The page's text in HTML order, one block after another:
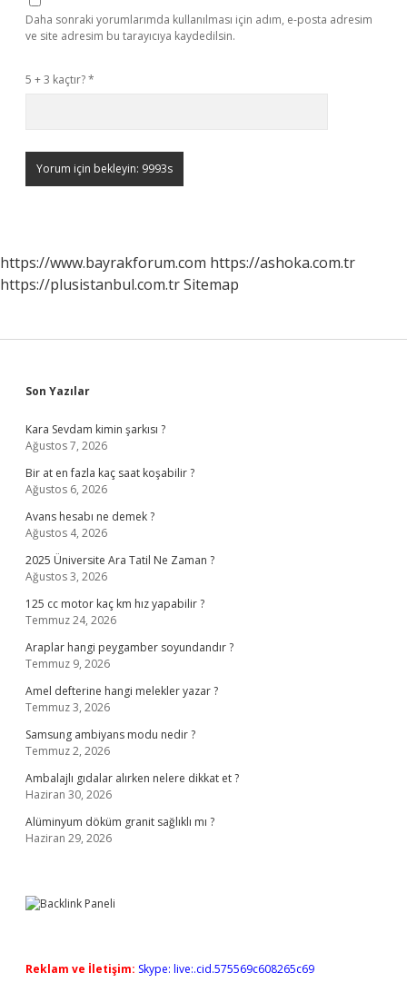
Daha sonraki yorumlarımda kullanılması için adım, e-posta adresim
ve site adresim bu tarayıcıya kaydedilsin.
5 + 3 kaçtır?*
https://www.bayrakforum.com https://ashoka.com.tr
https://plusistanbul.com.trSitemap
Sidebar
Son Yazılar
Kara Sevdam kimin şarkısı ?
Ağustos 7, 2026
Bir at en fazla kaç saat koşabilir ?
Ağustos 6, 2026
Avans hesabı ne demek ?
Ağustos 4, 2026
2025 Üniversite Ara Tatil Ne Zaman ?
Ağustos 3, 2026
125 cc motor kaç km hız yapabilir ?
Temmuz 24, 2026
Araplar hangi peygamber soyundandır ?
Temmuz 9, 2026
Amel defterine hangi melekler yazar ?
Temmuz 3, 2026
Samsung ambiyans modu nedir ?
Temmuz 2, 2026
Ambalajlı gıdalar alırken nelere dikkat et ?
Haziran 30, 2026
Alüminyum döküm granit sağlıklı mı ?
Haziran 29, 2026
Reklam ve İletişim: Skype: live:.cid.575569c608265c69